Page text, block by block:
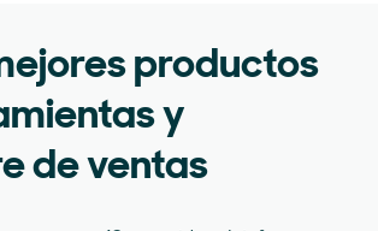
productos
y
de ventas